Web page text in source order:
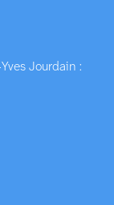
Jourdain :